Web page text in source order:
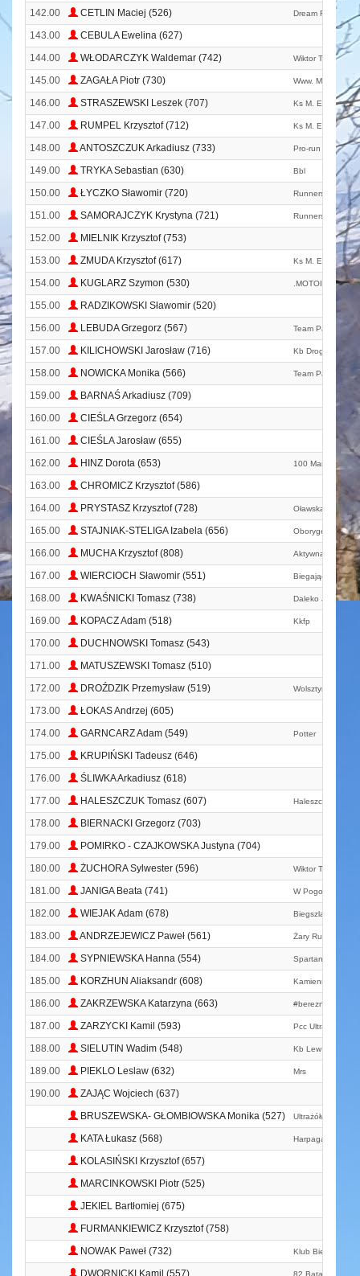
142.00 CETLIN Maciej (526) Dream Run
143.00
CEBULA Ewelina (627)
144.00
WŁODARCZYK Waldemar (742) Wiktor Team
145.00 ZAGAŁA Piotr (730) Www.
146.00 STRASZEWSKI Leszek (707) Ks M. E. T. A.
147.00 RUMPEL Krzysztof (712) Ks M. E. T. A.
148.00 ANTOSZCZUK Arkadiusz (733) Pro-run Wrocław
149.00 TRYKA Sebastian (630) Bbl
150.00 ŁYCZKO Sławomir (720) Runners Team
151.00 SAMORAJCZYK Krystyna (721) Runners Team
152.00
MIELNIK Krzysztof (753)
153.00
ZMUDA Krzysztof (617) Ks M. E. T. A.
154.00 KUGLARZ Szymon (530)
155.00
RADZIKOWSKI Sławomir (520)
156.00
LEBUDA Grzegorz (567) Team Papry
157.00 KILICHOWSKI Jarosław (716) Kb Droga
158.00 NOWICKA Monika (566) Team Papry
159.00
BARNAŚ Arkadiusz (709)
160.00
CIEŚLA Grzegorz (654)
161.00
CIEŚLA Jarosław (655)
162.00
HINZ Dorota (653) 100 Marathon
163.00
CHROMICZ Krzysztof (586)
164.00
PRYSTASZ Krzysztof (728) Oławska Grupa
165.00 STAJNIAK-STELIGA Izabela (656) Oborygeni
166.00 MUCHA Krzysztof (808) Aktywna Mucha
167.00 WIERCIOCH Sławomir (551) Biegająca Kasta
168.00 KWAŚNICKI Tomasz (738) Daleko Jeszcze
169.00 KOPACZ Adam (518) Kkfp
170.00
DUCHNOWSKI Tomasz (543)
171.00
MATUSZEWSKI Tomasz (510)
172.00
DROŹDZIK Przemysław (519) Wolsztyński Klub
173.00
ŁOKAS Andrzej (605)
174.00
GARNCARZ Adam (549) Potter
175.00
KRUPIŃSKI Tadeusz (646)
176.00
ŚLIWKA Arkadiusz (618)
177.00
HALESZCZUK Tomasz (607) Haleszczuk
178.00
BIERNACKI Grzegorz (703)
179.00
POMIRKO - CZAJKOWSKA Justyna (704)
180.00
ŻUCHORA Sylwester (596) Wiktor Team
181.00 JANIGA Beata (741) W Pogoni Za
182.00 WIEJAK Adam (678) Biegszlaktrafi
183.00 ANDRZEJEWICZ Paweł (561) Żary Runners
184.00 SYPNIEWSKA Hanna (554) Spartanie
185.00 KORZHUN Aliaksandr (608) Kamiennogórska
186.00 ZAKRZEWSKA Katarzyna (663)
187.00 ZARZYCKI Kamil (593) Pcc Ultra Runners
188.00 SIELUTIN Wadim (548) Kb Lew Legnica
189.00 PIEKLO Leslaw (632) Mrs
190.00
ZAJĄC Wojciech (637)
BRUSZEWSKA- GŁOMBIOWSKA Monika (527)
Ultrażółwik
KATA Łukasz (568) Harpagan Zg
KOLASIŃSKI Krzysztof (657)
MARCINKOWSKI Piotr (525)
JEKIEL Bartłomiej (675)
FURMANKIEWICZ Krzysztof (758)
NOWAK Paweł (732)
Klub Biegacza
DWORNICKI Kamil (557) 82 Batalion